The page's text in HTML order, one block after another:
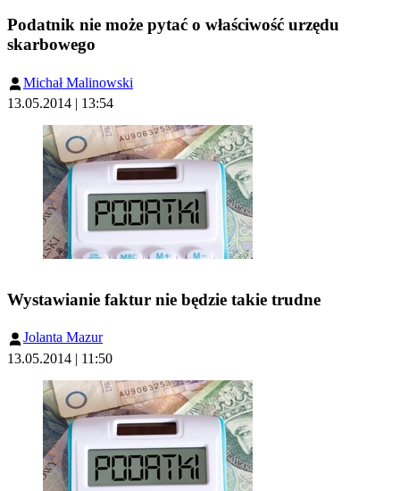
Podatnik nie może pytać o właściwość urzędu
skarbowego
Michał Malinowski
13.05.2014 | 13:54
Wystawianie faktur nie będzie takie trudne
Jolanta Mazur
13.05.2014 | 11:50